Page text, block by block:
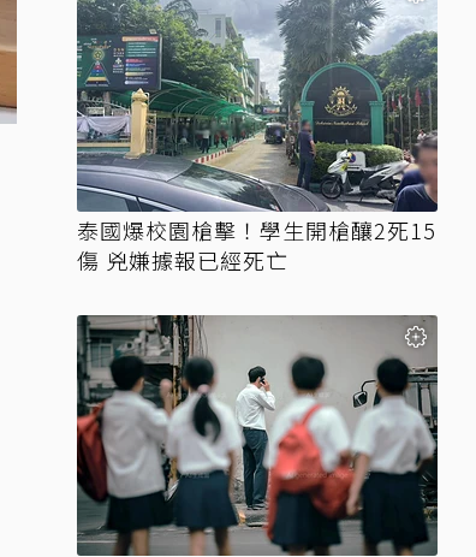
泰國爆校園槍擊！學生開槍釀2死15
傷 兇嫌據報已經死亡